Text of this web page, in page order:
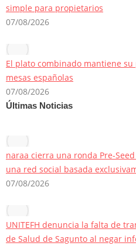
simple para propietarios
07/08/2026
El plato combinado mantiene
mesas españolas
07/08/2026
Últimas Noticias
naraa cierra una ronda Pre-
una red social basada
07/08/2026
UNITEFH denuncia la falta de
de Salud de Sagunto al negar